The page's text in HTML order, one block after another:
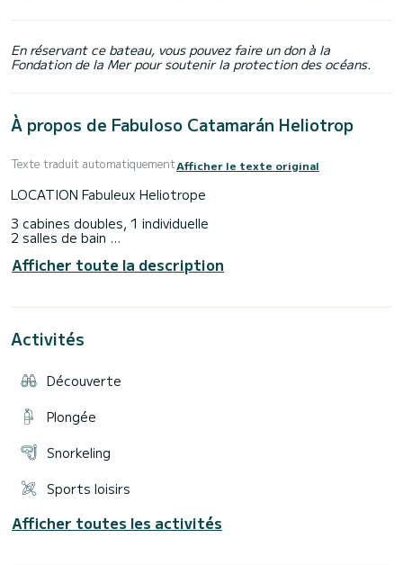
En réservant ce bateau, vous pouvez faire un don à la
Fondation de la Mer pour soutenir la protection des océans.
À propos de Fabuloso Catamarán Heliotrop
Texte traduit automatiquementAfficher le texte original
LOCATION Fabuleux Heliotrope
3 cabines doubles, 1 individuelle
2 salles de bain
Couchage : Idéal pour 8
Embarquement : Ibiza/Formentera
INCLUS
- Annexe
- ⁠etc
- Skipper : 200€/jour
Paiement avant embarquement
- Nettoyage : 200€
Afficher toute la description
Activités
Découverte
Plongée
Snorkeling
Sports loisirs
Afficher toutes les activités